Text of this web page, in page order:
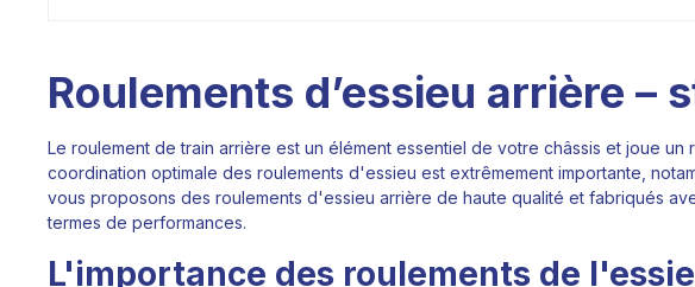
Roulements d’essieu arrière
Le roulement de train arrière est un élément essentiel de votre châssis et joue
coordination optimale des roulements d'essieu est extrêmement importante,
vous proposons des roulements d'essieu arrière de haute qualité et fabriqués
termes de performances.
L'importance des roulements de